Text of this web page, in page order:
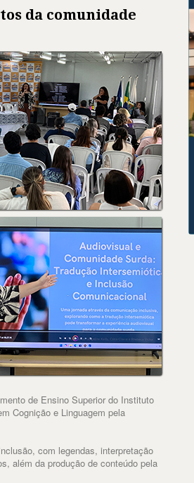
da comunidade
de Ensino Superior do Instituto
Cognição e Linguagem pela
com legendas, interpretação
além da produção de conteúdo pela